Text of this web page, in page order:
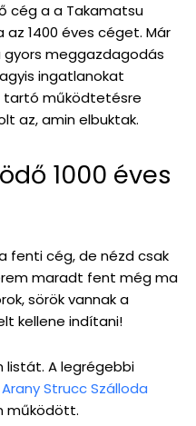
cég a a Takamatsu
1400 éves céget. Már
gyors meggazdagodás
ingatlanokat
tartó működtetésre
az, amin elbuktak.
1000 éves
fenti cég, de nézd csak
maradt fent még ma
sörök vannak a
kellene indítani!
listát. A legrégebbi
Arany Strucc Szálloda
működött.